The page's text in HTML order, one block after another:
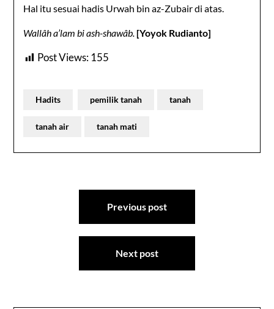
Hal itu sesuai hadis Urwah bin az-Zubair di atas.
Wallâh a’lam bi ash-shawâb. [Yoyok Rudianto]
Post Views:155
Hadits pemilik tanah tanah
tanah air tanah mati
Previous post
Next post